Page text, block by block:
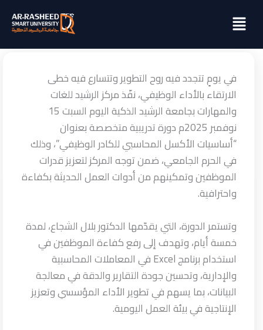
Menu
في يومٍ تتجدد فيه روح التطوير وتتسارع فيه خطى
الارتقاء بالأداء الوظيفي، نفّذ مركز الرشيد للغات
والمهارات بجامعة الرشيد الذكية اليوم السبت 15
نوفمبر 2025م دورة تدريبية متخصصة بعنوان
“أساسيات الأكسل المحاسبي للكادر الوظيفي”، وذلك
في الحرم الجامعي، ضمن توجه المركز لتعزيز قدرات
الموظفين وتمكينهم من أدوات العمل الحديثة بكفاءة
واحترافية.
وتستمر الدورة، التي يقدّمها الدكتور بلال الشجاع، لمدة
خمسة أيام، وتهدف إلى رفع كفاءة الموظفين في
استخدام برنامج Excel في المعاملات المحاسبية
والإدارية، وتحسين جودة التقارير والدقة في معالجة
البيانات، بما يسهم في تطوير الأداء المؤسسي وتعزيز
الإنتاجية في بيئة العمل اليومية.